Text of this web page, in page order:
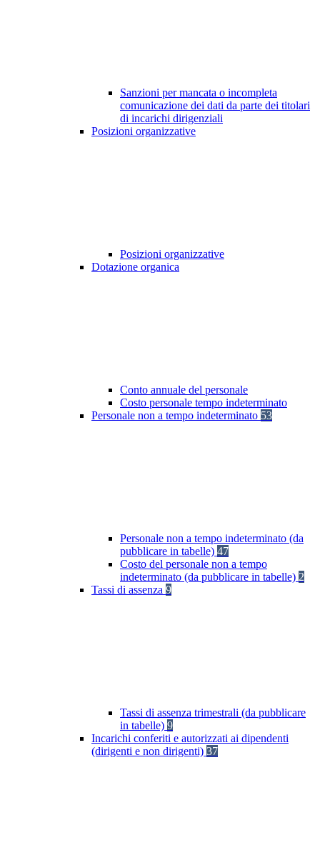
Sanzioni per mancata o incompleta
comunicazione dei dati da parte dei titolari
di incarichi dirigenziali
Posizioni organizzative
Posizioni organizzative
Dotazione organica
Conto annuale del personale
Costo personale tempo indeterminato
Personale non a tempo indeterminato 53
Personale non a tempo indeterminato (da
pubblicare in tabelle) 47
Costo del personale non a tempo
indeterminato (da pubblicare in tabelle) 2
Tassi di assenza 9
Tassi di assenza trimestrali (da pubblicare
in tabelle) 9
Incarichi conferiti e autorizzati ai dipendenti
(dirigenti e non dirigenti) 37